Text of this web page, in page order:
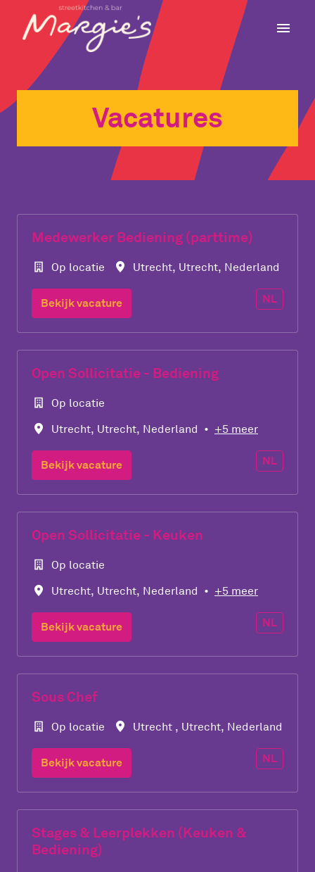
content
Homepagina
Vacatures
Medewerker Bediening (parttime)
Op locatie Utrecht, Utrecht, Nederland
Bekijk vacature NL
Open Sollicitatie - Bediening
Op locatie
Utrecht, Utrecht, Nederland • +5 meer
Bekijk vacature NL
Open Sollicitatie - Keuken
Op locatie
Utrecht, Utrecht, Nederland • +5 meer
Bekijk vacature NL
Sous Chef
Op locatie Utrecht , Utrecht, Nederland
Bekijk vacature NL
Stages & Leerplekken (Keuken &
Bediening)